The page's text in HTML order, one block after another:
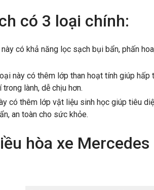
có 3 loại chính:
có khả năng lọc sạch bụi bẩn, phấn
này có thêm lớp than hoạt tính giúp hấp
lành, dễ chịu hơn.
có thêm lớp vật liệu sinh học giúp tiêu
an toàn cho sức khỏe.
hòa xe Mercedes